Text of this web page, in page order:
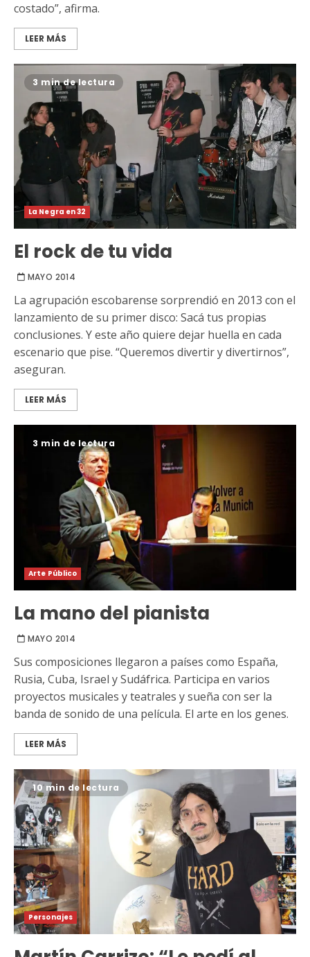
costado”, afirma.
LEER MÁS
3 min de lectura
La Negra en 32
El rock de tu vida
MAYO 2014
La agrupación escobarense sorprendió en 2013 con el
lanzamiento de su primer disco: Sacá tus propias
conclusiones. Y este año quiere dejar huella en cada
escenario que pise. “Queremos divertir y divertirnos”,
aseguran.
LEER MÁS
3 min de lectura
Arte Público
La mano del pianista
MAYO 2014
Sus composiciones llegaron a países como España,
Rusia, Cuba, Israel y Sudáfrica. Participa en varios
proyectos musicales y teatrales y sueña con ser la
banda de sonido de una película. El arte en los genes.
LEER MÁS
10 min de lectura
Personajes